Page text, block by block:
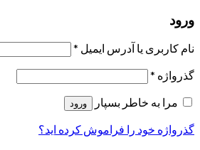
ورود
نام کاربری یا آدرس ایمیل *
گذرواژه *
مرا به خاطر بسپار
ورود
گذرواژه خود را فراموش کرده اید؟